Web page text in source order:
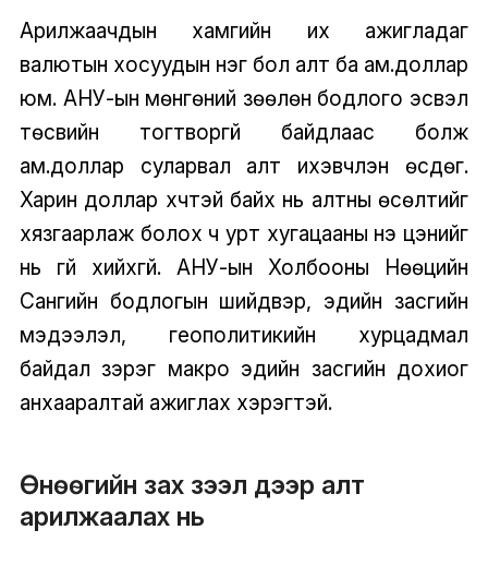
Арилжаачдын хамгийн их ажигладаг
валютын хосуудын нэг бол алт ба ам.доллар
юм. АНУ-ын мөнгөний зөөлөн бодлого эсвэл
төсвийн тогтворгүй байдлаас болж
ам.доллар суларвал алт ихэвчлэн өсдөг.
Харин доллар хүчтэй байх нь алтны өсөлтийг
хязгаарлаж болох ч урт хугацааны үнэ цэнийг
нь үгүй хийхгүй. АНУ-ын Холбооны Нөөцийн
Сангийн бодлогын шийдвэр, эдийн засгийн
мэдээлэл, геополитикийн хурцадмал
байдал зэрэг макро эдийн засгийн дохиог
анхааралтай ажиглах хэрэгтэй.
Өнөөгийн зах зээл дээр алт
арилжаалах нь